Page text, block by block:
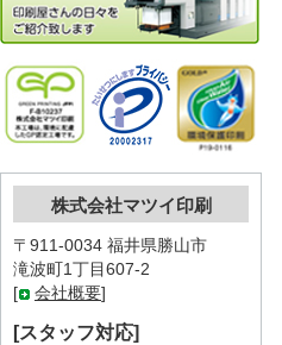
株式会社マツイ印刷
〒911-0034 福井県勝山市
滝波町1丁目607-2
[
会社概要]
[スタッフ対応]